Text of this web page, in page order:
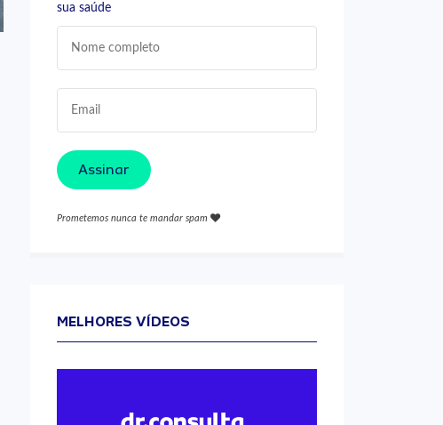
sua saúde
Assinar
Prometemos nunca te mandar spam
MELHORES VÍDEOS